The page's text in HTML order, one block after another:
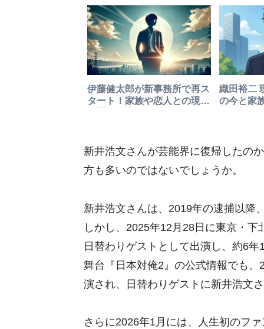
伊藤健太郎が新事務所で再ス
タート！家族や恋人との現在
織田裕二
の今と家
新井浩文さんが芸能界に復帰したの
方も多いのではないでしょうか。
新井浩文さんは、2019年の逮捕以降
しかし、2025年12月28日に東京・
日替わりゲストとして出演し、約6
舞台『日本対俺2』の公式情報でも
演され、日替わりゲストに新井浩文
さらに2026年1月には、人生初のフ